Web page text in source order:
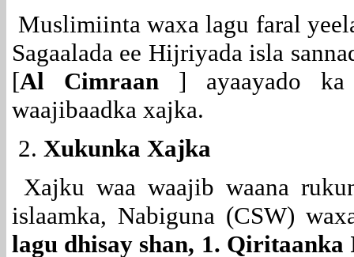
Muslimiinta waxa lagu faral
Sagaalada ee Hijriyada isla
[Al Cimraan ]
ayaayado
waajibaadka xajka.
Xukunka Xajka
Xajku waa waajib waana
islaamka, Nabiguna (CSW)
lagu dhisay shan, 1.